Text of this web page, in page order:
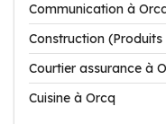
Communication à
Construction
Courtier assurance à
Cuisine à Orcq